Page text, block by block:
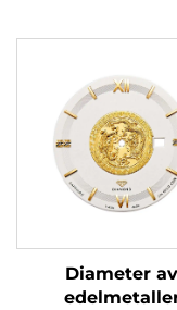
Diameter av